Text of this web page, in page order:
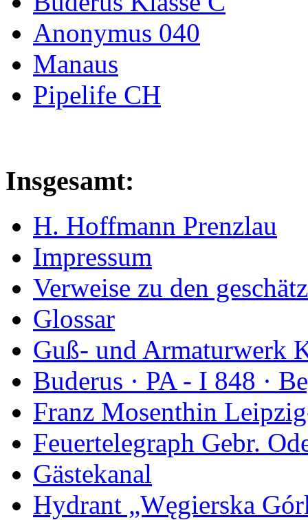
Anonymus 040
Manaus
Pipelife CH
Insgesamt:
H. Hoffmann Prenzlau
Impressum
Verweise zu den
Glossar
Guß- und Armaturwerk
Buderus · PA - I 848 ·
Franz Mosenthin
Feuertelegraph Gebr.
Gästekanal
Hydrant „Węgierska